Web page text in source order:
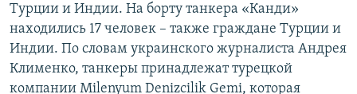
ELIFBE
УКРАИНСКАЯ ПРОБЛЕМА КРЫМА
Все сайты RFE/RL
Турции и Индии. На борту танкера «Канди»
находились 17 человек – также граждане Турции и
Индии. По словам украинского журналиста Андрея
Клименко, танкеры принадлежат турецкой
компании Milenyum Denizcilik Gemi, которая